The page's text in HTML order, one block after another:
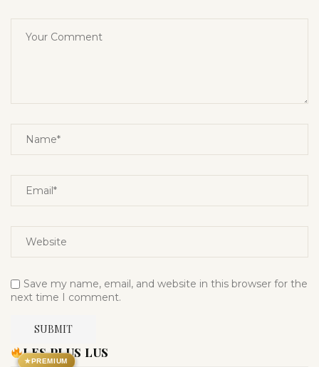
Save my name, email, and website in this browser for the
next time I comment.
★PREMIUM
LES PLUS LUS